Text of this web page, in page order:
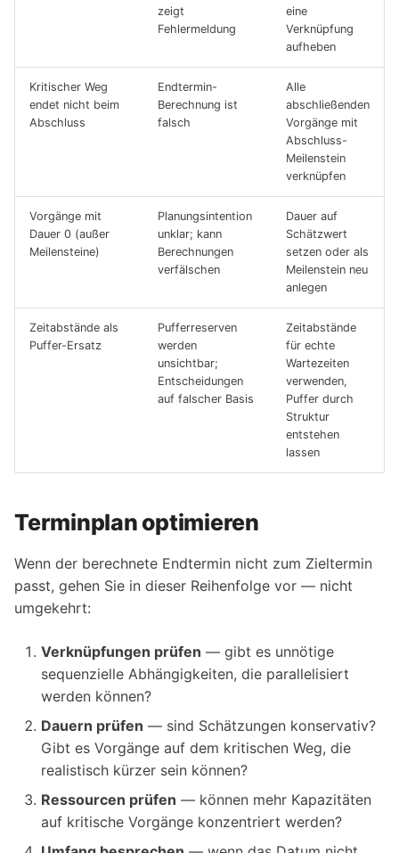
zeigt
Fehlermeldung
eine
Verknüpfung
aufheben
Kritischer Weg
endet nicht beim
Abschluss
Endtermin-
Berechnung ist
falsch
Alle
abschließenden
Vorgänge mit
Abschluss-
Meilenstein
verknüpfen
Vorgänge mit
Dauer 0 (außer
Meilensteine)
Planungsintention
unklar; kann
Berechnungen
verfälschen
Dauer auf
Schätzwert
setzen oder als
Meilenstein neu
anlegen
Zeitabstände als
Puffer-Ersatz
Pufferreserven
werden
unsichtbar;
Entscheidungen
auf falscher Basis
Zeitabstände
für echte
Wartezeiten
verwenden,
Puffer durch
Struktur
entstehen
lassen
Terminplan optimieren
Wenn der berechnete Endtermin nicht zum Zieltermin
passt, gehen Sie in dieser Reihenfolge vor — nicht
umgekehrt:
Verknüpfungen prüfen — gibt es unnötige
sequenzielle Abhängigkeiten, die parallelisiert
werden können?
Dauern prüfen — sind Schätzungen konservativ?
Gibt es Vorgänge auf dem kritischen Weg, die
realistisch kürzer sein können?
Ressourcen prüfen — können mehr Kapazitäten
auf kritische Vorgänge konzentriert werden?